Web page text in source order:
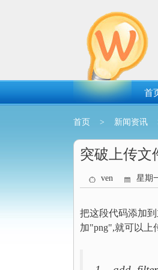
首
首页 > 新闻资讯
突破上传文
ven 星期
把这段代码添加
加"png",就可以上